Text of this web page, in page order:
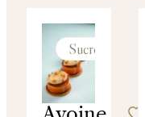
Sucré